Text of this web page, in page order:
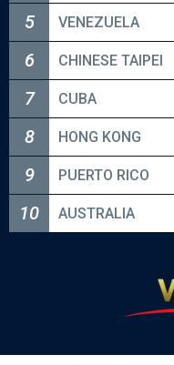
ラグザス アジアプ
5 VENEZUELA
6 CHINESE TAIPEI
7 CUBA
8 HONG KONG
9 PUERTO RICO
10 AUSTRALIA